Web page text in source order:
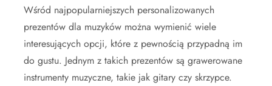
Wśród najpopularniejszych personalizowanych
prezentów dla muzyków można wymienić wiele
interesujących opcji, które z pewnością przypadną im
do gustu. Jednym z takich prezentów są grawerowane
instrumenty muzyczne, takie jak gitary czy skrzypce.